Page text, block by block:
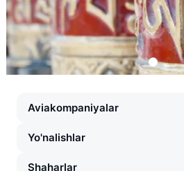
Aviakompaniyalar
Yo'nalishlar
Shaharlar